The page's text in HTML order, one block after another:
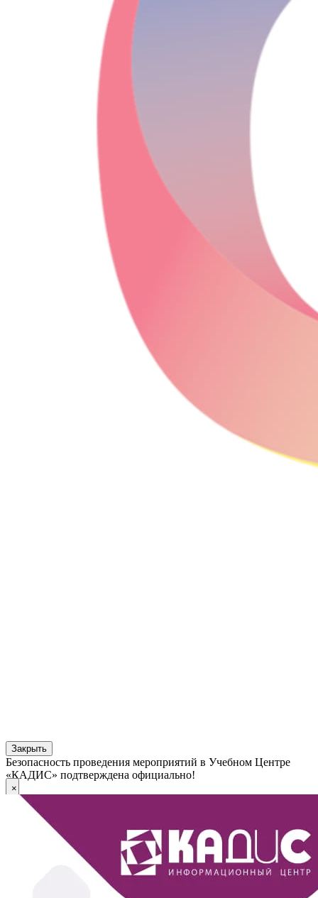
Закрыть
Безопасность проведения мероприятий в Учебном Центре
«КАДИС» подтверждена официально!
×